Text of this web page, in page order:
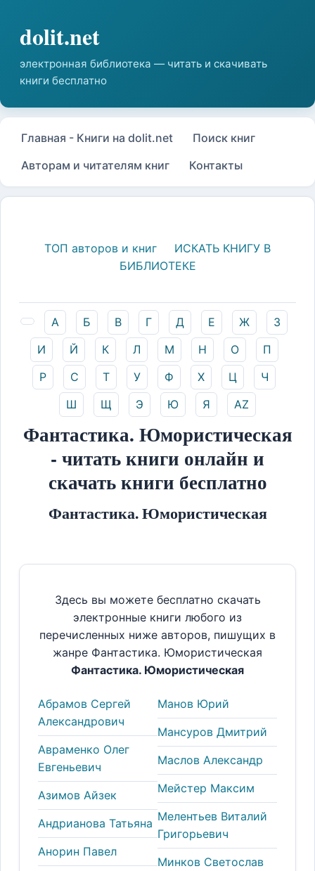
Главная - Книги на dolit.net
Поиск книг
Авторам и читателям книг
Контакты
ТОП авторов и книг
ИСКАТЬ КНИГУ В
БИБЛИОТЕКЕ
А Б В Г Д Е Ж
З
И
Й К Л М Н О
П
Р
С Т У Ф Х Ц
Ч
Ш
Щ Э Ю Я AZ
Фантастика. Юмористическая
- читать книги онлайн и
скачать книги бесплатно
Фантастика. Юмористическая
Здесь вы можете бесплатно скачать
электронные книги любого из
перечисленных ниже авторов, пишущих в
жанре Фантастика. Юмористическая
Фантастика. Юмористическая
Абрамов Сергей
Александрович
Авраменко Олег
Евгеньевич
Азимов Айзек
Андрианова Татьяна
Анорин Павел
Манов Юрий
Мансуров Дмитрий
Маслов Александр
Мейстер Максим
Мелентьев Виталий
Григорьевич
Минков Светослав